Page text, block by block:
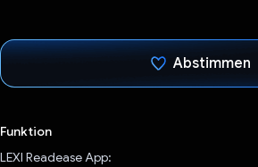
Abstimmen
Funktion
LEXI Readease App: